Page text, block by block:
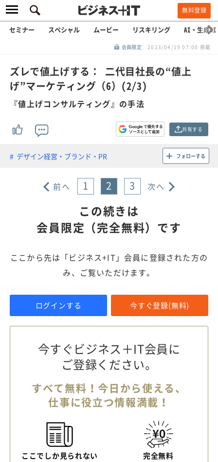
無料登録
セミナー スペシャル ムービー リスキリング AI・生成AI
会員限定 2013/04/19 07:00 掲載
ズレで値上げする： 二代目社長の“値上
げ”マーケティング（6）(2/3)
『値上げコンサルティング』の手法
共有する
デザイン経営・ブランド・PR フォローする
前へ 1 2 3 次へ
この続きは
会員限定（完全無料）です
ここから先は「ビジネス+IT」会員に登録された方の
み、ご覧いただけます。
ログインする 今すぐ登録(無料)
今すぐビジネス＋IT会員に
ご登録ください。
すべて無料！今日から使える、
仕事に役立つ情報満載！
ここでしか見られない 完全無料